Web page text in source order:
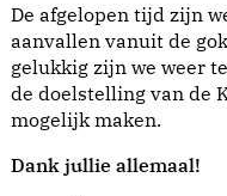
De afgelopen tijd zijn
aanvallen vanuit de
gelukkig zijn we weer
de doelstelling van de
mogelijk maken.
Dank jullie allemaal!